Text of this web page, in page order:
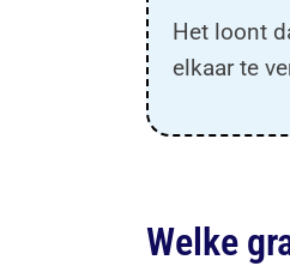
Het loont
elkaar te
Welke